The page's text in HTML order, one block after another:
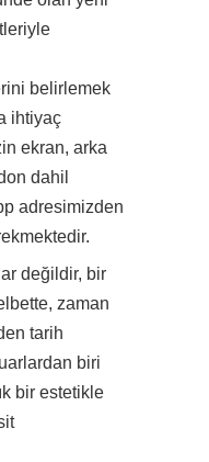
belirlemek
ihtiyaç
ekran, arka
dahil
adresimizden
değildir, bir
zaman
tarih
biri
bir estetikle